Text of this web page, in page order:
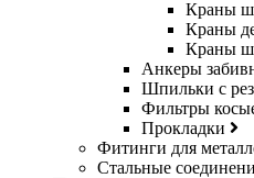
Краны
Краны
Краны
Анкеры
Шпильки с
Фильтры
Прокладки
Фитинги для
Стальные